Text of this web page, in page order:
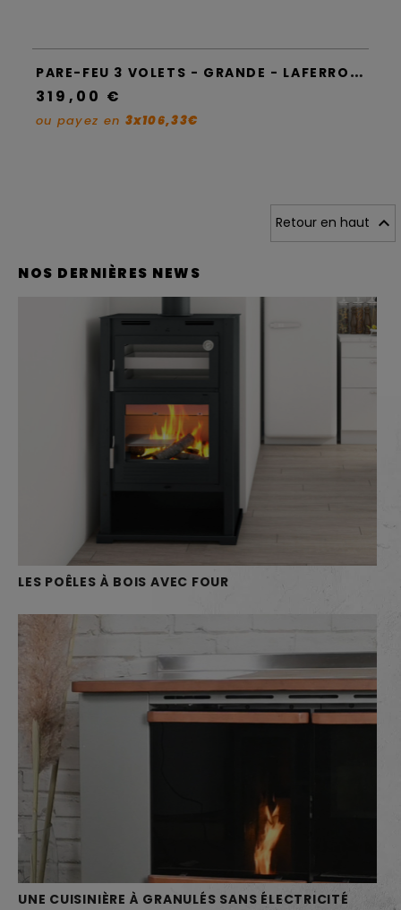
P
ARE-FEU 3 VOLETS - GRANDE - LAFERROTECNICA
319,00 €
ou payez en 3x106,33€
Retour en haut 
NOS DERNIÈRES NEWS
LES POÊLES À BOIS AVEC FOUR
UNE CUISINIÈRE À GRANULÉS SANS ÉLECTRICITÉ